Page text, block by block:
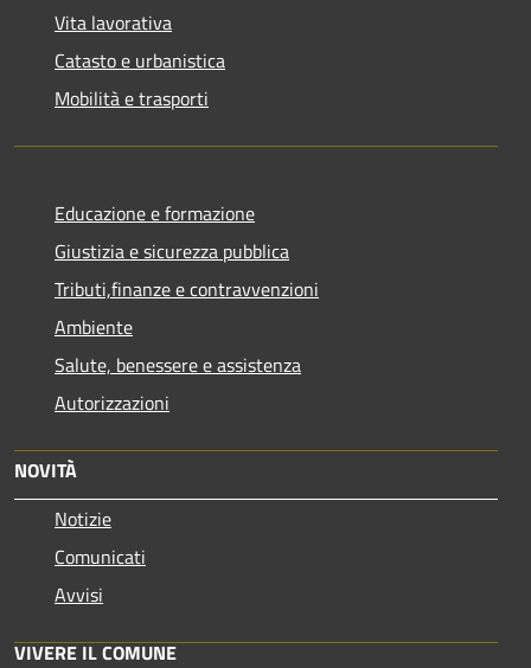
Vita lavorativa
Catasto e urbanistica
Mobilità e trasporti
Educazione e formazione
Giustizia e sicurezza pubblica
Tributi,finanze e contravvenzioni
Ambiente
Salute, benessere e assistenza
Autorizzazioni
NOVITÀ
Notizie
Comunicati
Avvisi
VIVERE IL COMUNE